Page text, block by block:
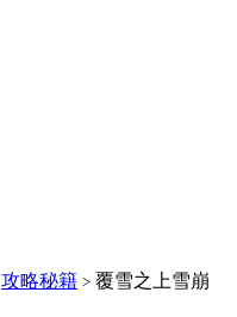
攻略秘籍 > 覆雪之上雪崩